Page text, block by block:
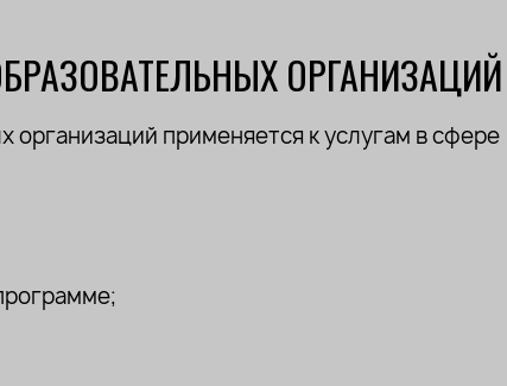
ОРГАНИЗАЦИЙ
применяется к услугам в сфере